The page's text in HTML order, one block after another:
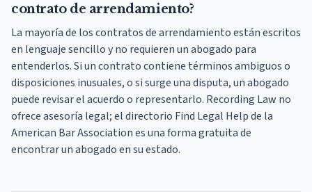
contrato de arrendamiento?
La mayoría de los contratos de arrendamiento están escritos
en lenguaje sencillo y no requieren un abogado para
entenderlos. Si un contrato contiene términos ambiguos o
disposiciones inusuales, o si surge una disputa, un abogado
puede revisar el acuerdo o representarlo. Recording Law no
ofrece asesoría legal; el directorio Find Legal Help de la
American Bar Association es una forma gratuita de
encontrar un abogado en su estado.